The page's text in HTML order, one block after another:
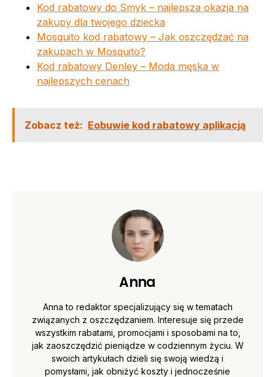
Kod rabatowy do Smyk – najlepsza okazja na
zakupy dla twojego dziecka
Mosquito kod rabatowy – Jak oszczędzać na
zakupach w Mosquito?
Kod rabatowy Denley – Moda męska w
najlepszych cenach
Zobacz też: Eobuwie kod rabatowy aplikacją
Anna
Anna to redaktor specjalizujący się w tematach
związanych z oszczędzaniem. Interesuje się przede
wszystkim rabatami, promocjami i sposobami na to,
jak zaoszczędzić pieniądze w codziennym życiu. W
swoich artykułach dzieli się swoją wiedzą i
pomysłami, jak obniżyć koszty i jednocześnie